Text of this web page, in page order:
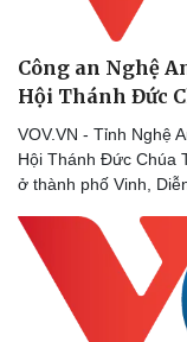
Hậu trường
Công an Nghệ
Hội Thánh Đức
VOV.VN - Tỉnh Nghệ
Hội Thánh Đức Chúa
ở thành phố Vinh,